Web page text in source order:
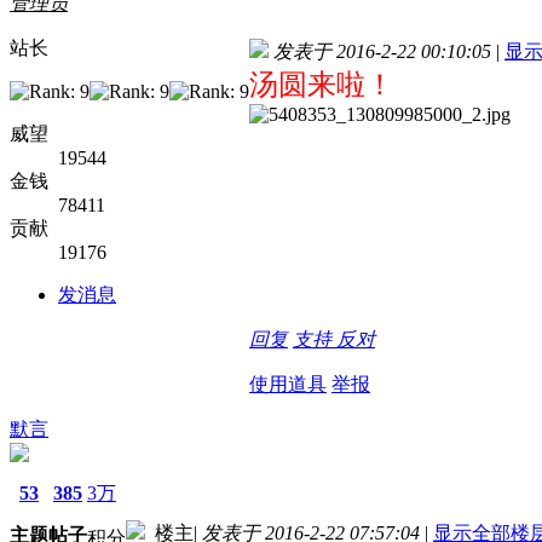
站长
威望
19544
金钱
78411
贡献
19176
发消息
发表于 2016-2-22 00:10:05 | 显
汤圆来啦！
回复 支持 反对
使用道具 举报
默言
53
主题
385
帖子
3万
积分 楼主| 发表于 2016-2-22 07:57:04 | 显示全部楼